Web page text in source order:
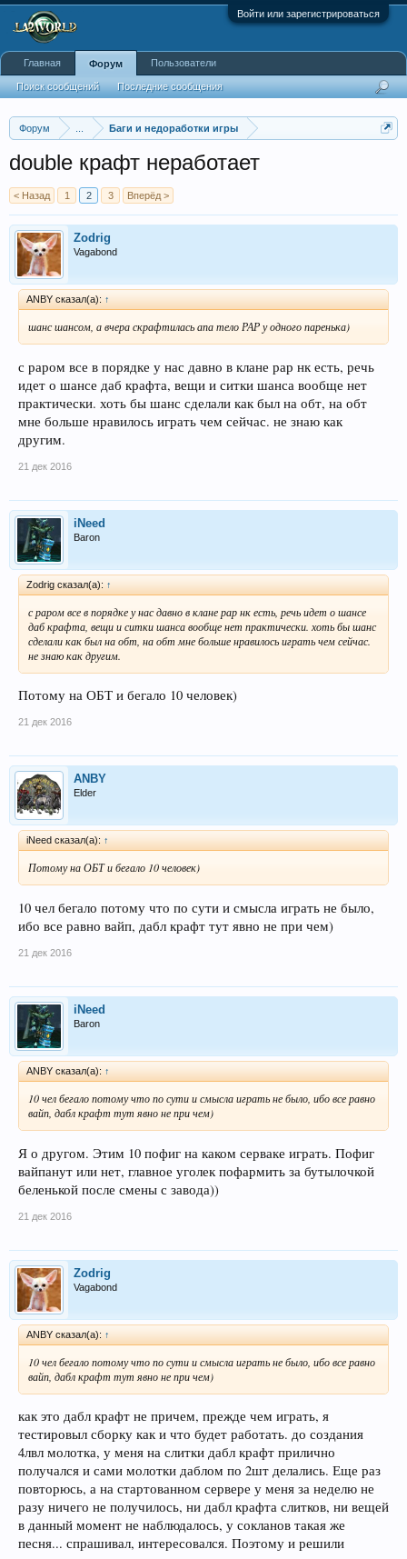
Войти или зарегистрироваться
Форум Баги и недоработки игры
double крафт неработает
< Назад 1 2 3 Вперёд >
Zodrig
Vagabond
ANBY сказал(а): ↑
шанс шансом, а вчера скрафтилась апа тело РАР у одного паренька)
с раром все в порядке у нас давно в клане рар нк есть, речь
идет о шансе даб крафта, вещи и ситки шанса вообще нет
практически. хоть бы шанс сделали как был на обт, на обт
мне больше нравилось играть чем сейчас. не знаю как
другим.
21 дек 2016
iNeed
Baron
Zodrig сказал(а): ↑
с раром все в порядке у нас давно в клане рар нк есть, речь идет о шансе
даб крафта, вещи и ситки шанса вообще нет практически. хоть бы шанс
сделали как был на обт, на обт мне больше нравилось играть чем сейчас.
не знаю как другим.
Потому на ОБТ и бегало 10 человек)
21 дек 2016
ANBY
Elder
iNeed сказал(а): ↑
Потому на ОБТ и бегало 10 человек)
10 чел бегало потому что по сути и смысла играть не было,
ибо все равно вайп, дабл крафт тут явно не при чем)
21 дек 2016
iNeed
Baron
ANBY сказал(а): ↑
10 чел бегало потому что по сути и смысла играть не было, ибо все равно
вайп, дабл крафт тут явно не при чем)
Я о другом. Этим 10 пофиг на каком серваке играть. Пофиг
вайпанут или нет, главное уголек пофармить за бутылочкой
беленькой после смены с завода))
21 дек 2016
Zodrig
Vagabond
ANBY сказал(а): ↑
10 чел бегало потому что по сути и смысла играть не было, ибо все равно
вайп, дабл крафт тут явно не при чем)
как это дабл крафт не причем, прежде чем играть, я
тестировыл сборку как и что будет работать. до создания
4лвл молотка, у меня на слитки дабл крафт прилично
получался и сами молотки даблом по 2шт делались. Еще раз
повторюсь, а на стартованном сервере у меня за неделю не
разу ничего не получилось, ни дабл крафта слитков, ни вещей
в данный момент не наблюдалось, у сокланов такая же
песня... спрашивал, интересовался. Поэтому и решили
Главная Форум
Поиск сообщений Последние сообщения
Пользователи